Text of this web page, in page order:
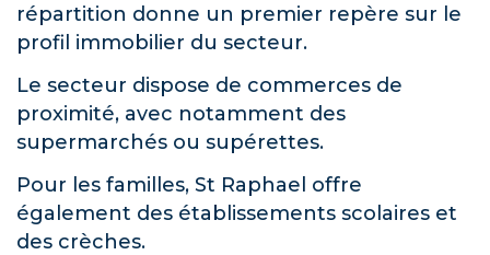
répartition donne un premier repère sur le
profil immobilier du secteur.
Le secteur dispose de commerces de
proximité, avec notamment des
supermarchés ou supérettes.
Pour les familles, St Raphael offre
également des établissements scolaires et
des crèches.